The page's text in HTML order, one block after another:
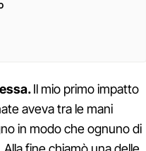
Il mio primo impatto
aveva tra le mani
in modo che ognuno di